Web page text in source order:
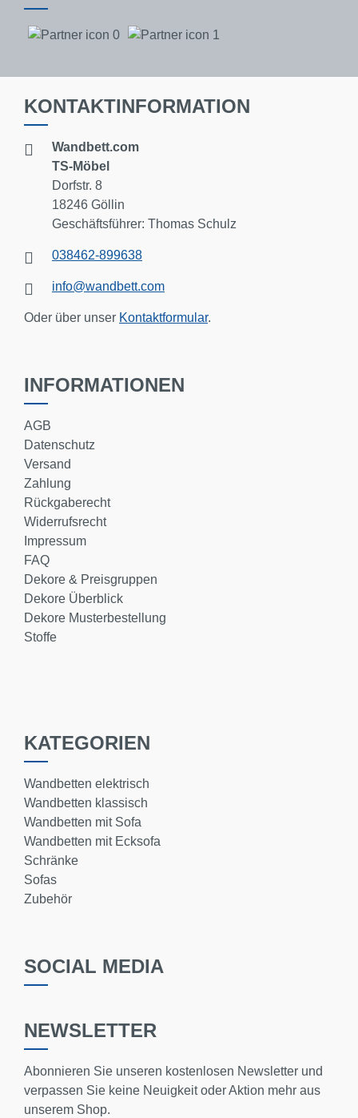
KONTAKTINFORMATION
Wandbett.com
TS-Möbel
Dorfstr. 8
18246 Göllin
Geschäftsführer: Thomas Schulz
038462-899638
info@wandbett.com
Oder über unser Kontaktformular.
INFORMATIONEN
AGB
Datenschutz
Versand
Zahlung
Rückgaberecht
Widerrufsrecht
Impressum
FAQ
Dekore & Preisgruppen
Dekore Überblick
Dekore Musterbestellung
Stoffe
KATEGORIEN
Wandbetten elektrisch
Wandbetten klassisch
Wandbetten mit Sofa
Wandbetten mit Ecksofa
Schränke
Sofas
Zubehör
SOCIAL MEDIA
NEWSLETTER
Abonnieren Sie unseren kostenlosen Newsletter und
verpassen Sie keine Neuigkeit oder Aktion mehr aus
unserem Shop.